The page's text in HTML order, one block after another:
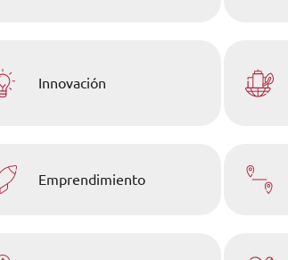
Innovación
Emprendimiento